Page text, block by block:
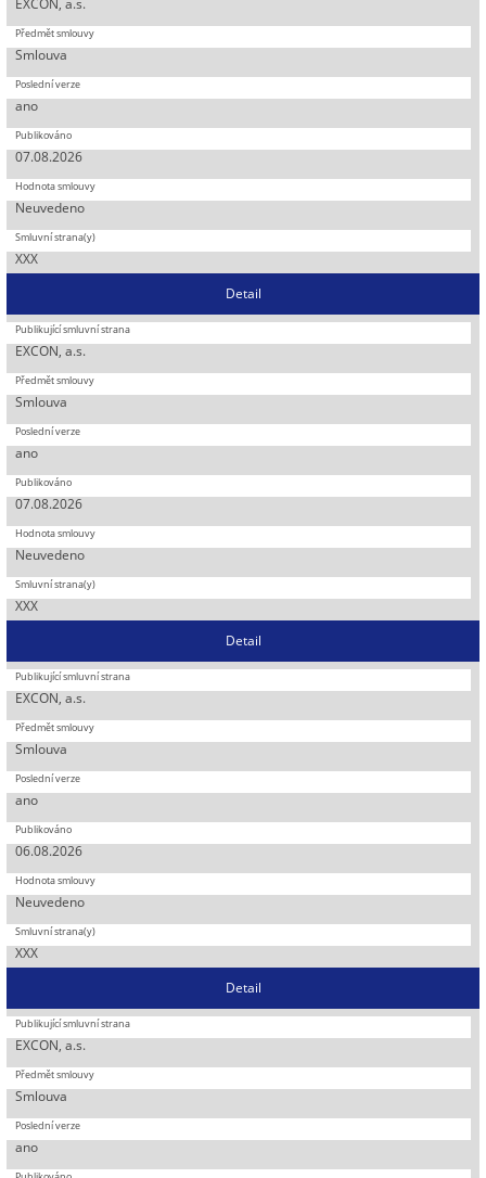
Smlouva
ano
07.08.2026
Neuvedeno
XXX
Detail
EXCON, a.s.
Smlouva
ano
07.08.2026
Neuvedeno
XXX
Detail
EXCON, a.s.
Smlouva
ano
06.08.2026
Neuvedeno
XXX
Detail
EXCON, a.s.
Smlouva
ano